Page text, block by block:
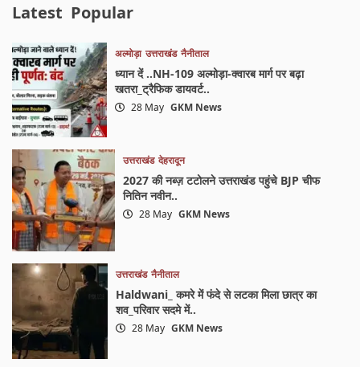
Latest Popular
अल्मोड़ा उत्तराखंड नैनीताल
ध्यान दें ..NH-109 अल्मोड़ा-क्वारब मार्ग पर बढ़ा
खतरा_ट्रैफिक डायवर्ट..
28 May GKM News
उत्तराखंड देहरादून
2027 की नब्ज़ टटोलने उत्तराखंड पहुंचे BJP चीफ
नितिन नवीन..
28 May GKM News
उत्तराखंड नैनीताल
Haldwani_ कमरे में फंदे से लटका मिला छात्र का
शव_परिवार सदमे में..
28 May GKM News